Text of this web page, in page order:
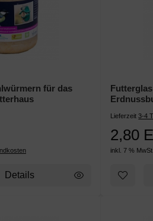
für das
Details
Lieferzeit3-4
2,80
inkl. 7 % MwSt.